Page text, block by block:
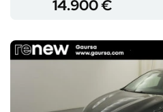
14.900 €